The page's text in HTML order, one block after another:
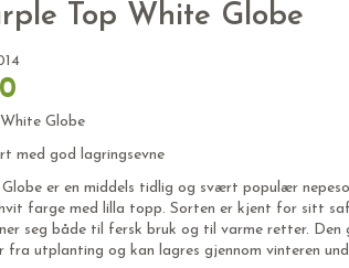
Top White Globe
Globe
med god lagringsevne
er en middels tidlig og svært populær
farge med lilla topp. Sorten er kjent for sitt
seg både til fersk bruk og til varme retter. Den
fra utplanting og kan lagres gjennom vinteren